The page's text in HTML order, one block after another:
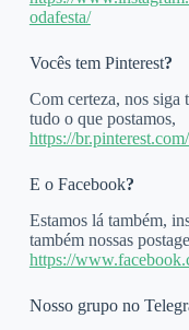
odafesta/
Vocês tem Pinterest?
Com certeza, nos siga
tudo o que postamos,
https://
E o Facebook?
Estamos lá também,
também nossas
https://
Nosso grupo no